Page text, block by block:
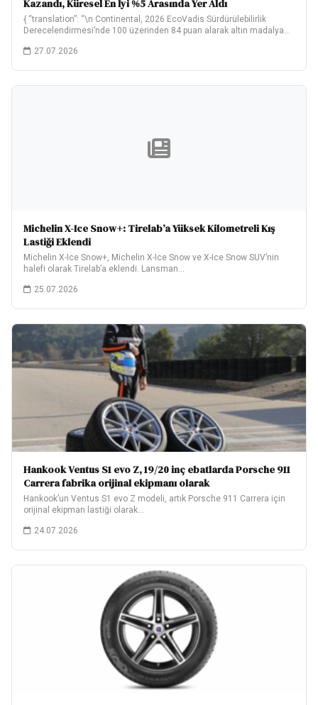
Kazandı, Küresel En İyi %5 Arasında Yer Aldı
{ “translation”: “\n Continental, 2026 EcoVadis Sürdürülebilirlik
Derecelendirmesi’nde 100 üzerinden 84 puan alarak altın madalya…
27.07.2026
Michelin X-Ice Snow+: Tirelab’a Yüksek Kilometreli Kış
Lastiği Eklendi
Michelin X-Ice Snow+, Michelin X-Ice Snow ve X-Ice Snow SUV’nin
halefi olarak Tirelab’a eklendi. Lansman…
25.07.2026
Hankook Ventus S1 evo Z, 19/20 inç ebatlarda Porsche 911
Carrera fabrika orijinal ekipmanı olarak
Hankook’un Ventus S1 evo Z modeli, artık Porsche 911 Carrera için
orijinal ekipman lastiği olarak…
24.07.2026